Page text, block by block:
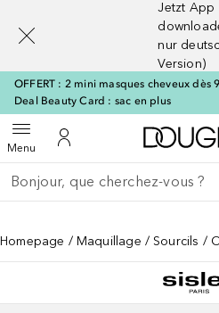
Jetzt App
nur
Version)
OFFERT : 2 mini masques cheveux dès
Deal Beauty Card : sac en plus
MenuOuvrir le menuVers Mon Compte
Retourner
Exécuter la recherche
Homepage Maquillage Sourcils
[navigation.slideout.screenreader]